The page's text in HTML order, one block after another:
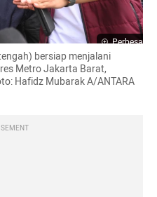
Perbesar
bersiap menjalani
Metro Jakarta Barat,
Hafidz Mubarak A/ANTARA